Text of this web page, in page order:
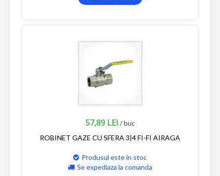
57,89 LEI / buc
ROBINET GAZE CU SFERA 3|4 FI-FI AIRAGA
Produsul este in stoc
Se expediaza la comanda